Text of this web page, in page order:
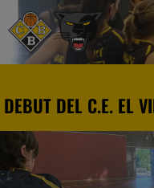
DEBUT DEL C.E. EL